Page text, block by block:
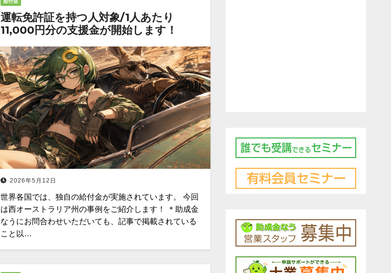
給付金
運転免許証を持つ人対象/1人あたり
11,000円分の支援金が開始します！
2026年5月12日
世界各国では、独自の給付金が実施されています。 今回
は西オーストラリア州の事例をご紹介します！ ＊助成金
なうにお問合わせいただいても、記事で掲載されている
こと以…